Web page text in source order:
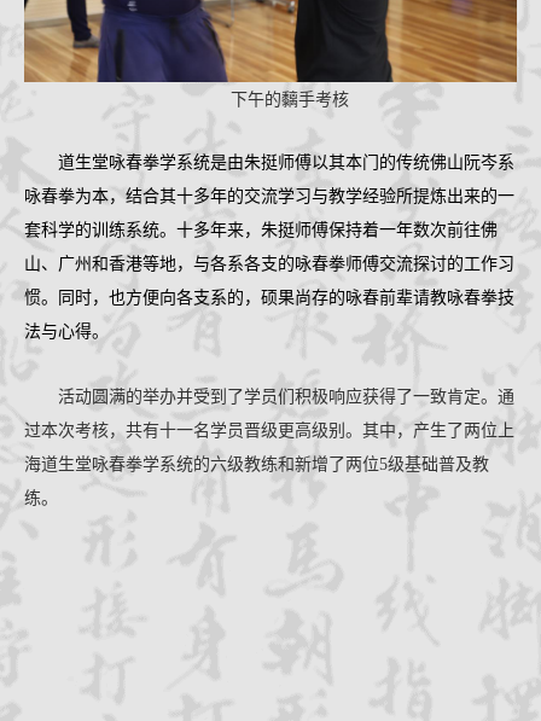
下午的黐手考核
道生堂咏春拳学系统是由朱挺师傅以其本门的传统佛山阮岑系
咏春拳为本，结合其十多年的交流学习与教学经验所提炼出来的一
套科学的训练系统。十多年来，朱挺师傅保持着一年数次前往佛
山、广州和香港等地，与各系各支的咏春拳师傅交流探讨的工作习
惯。同时，也方便向各支系的，硕果尚存的咏春前辈请教咏春拳技
法与心得。
活动圆满的举办并受到了学员们积极响应获得了一致肯定。 通
过本次考核，共有十一名学员晋级更高级别。其中，产生了两位上
海道生堂咏春拳学系统的六级教练和新增了两位5级基础普及教
练。